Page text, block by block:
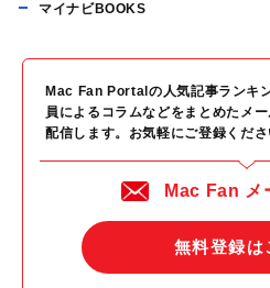
マイナビBOOKS
Mac Fan Portalの人気記事ランキ
員によるコラムなどをまとめたメ
配信します。お気軽にご登録くださ
Mac Fan メ
無料登録は